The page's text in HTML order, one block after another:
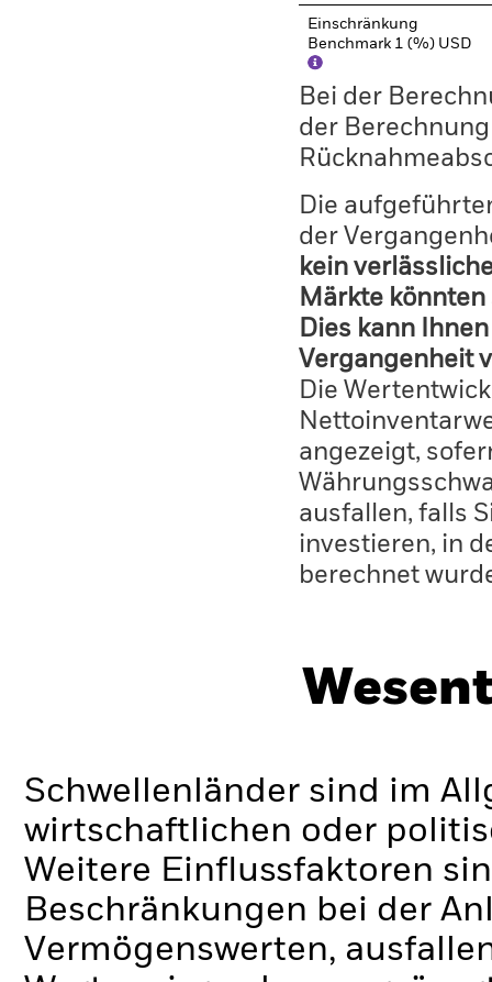
Einschränkung
Benchmark 1 (%) USD
Bei der
der
Die
der
kein
Märkte
Dies kann
Vergangenheit
Die
angezeigt,
ausfallen, falls
investieren, in
berechnet
Schwellenländer sind im
wirtschaftlichen oder
Weitere Einflussfaktoren
Beschränkungen bei der
Vermögenswerten,